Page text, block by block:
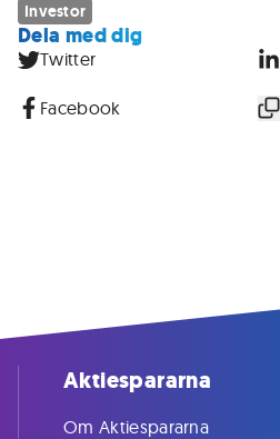
Investor
Dela med dig
Twitter
Facebook
Aktiespararna
Om Aktiespararna